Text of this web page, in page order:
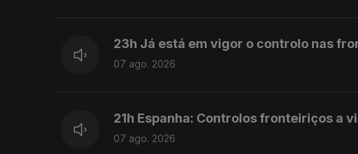
23h Já está em vigor o controlo nas
07 ago. 2026
21h Espanha: Controlos fronteiriços a
07 ago. 2026